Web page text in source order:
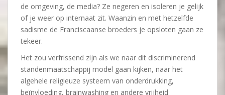
de omgeving, de media? Ze negeren en isoleren je gelijk
of je weer op internaat zit. Waanzin en met hetzelfde
sadisme de Franciscaanse broeders je opsloten gaan ze
tekeer.
Het zou verfrissend zijn als we naar dit discriminerend
standenmaatschappij model gaan kijken, naar het
algehele religieuze systeem van onderdrukking,
beïnvloeding, brainwashing en andere vrijheid